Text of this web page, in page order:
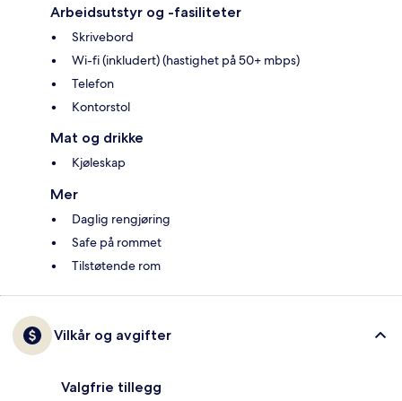
Arbeidsutstyr og -fasiliteter
Skrivebord
Wi-fi (inkludert) (hastighet på 50+ mbps)
Telefon
Kontorstol
Mat og drikke
Kjøleskap
Mer
Daglig rengjøring
Safe på rommet
Tilstøtende rom
Vilkår og avgifter
Valgfrie tillegg